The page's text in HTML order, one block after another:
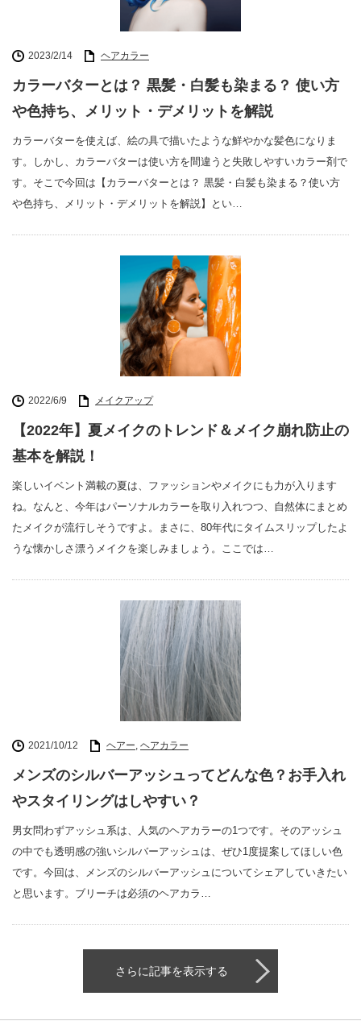
2023/2/14 ヘアカラー
カラーバターとは？ 黒髪・白髪も染まる？ 使い方
や色持ち、メリット・デメリットを解説
カラーバターを使えば、絵の具で描いたような鮮やかな髪色になりま
す。しかし、カラーバターは使い方を間違うと失敗しやすいカラー剤で
す。そこで今回は【カラーバターとは？ 黒髪・白髪も染まる？使い方
や色持ち、メリット・デメリットを解説】とい…
2022/6/9 メイクアップ
【2022年】夏メイクのトレンド＆メイク崩れ防止の
基本を解説！
楽しいイベント満載の夏は、ファッションやメイクにも力が入ります
ね。なんと、今年はパーソナルカラーを取り入れつつ、自然体にまとめ
たメイクが流行しそうですよ。まさに、80年代にタイムスリップしたよ
うな懐かしさ漂うメイクを楽しみましょう。ここでは…
2021/10/12 ヘアー, ヘアカラー
メンズのシルバーアッシュってどんな色？お手入れ
やスタイリングはしやすい？
男女問わずアッシュ系は、人気のヘアカラーの1つです。そのアッシュ
の中でも透明感の強いシルバーアッシュは、ぜひ1度提案してほしい色
です。今回は、メンズのシルバーアッシュについてシェアしていきたい
と思います。ブリーチは必須のヘアカラ…
さらに記事を表示する